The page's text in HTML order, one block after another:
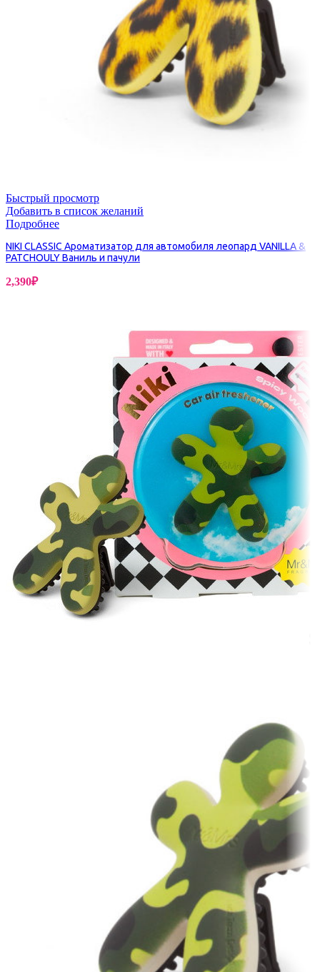
Быстрый просмотр
Добавить в список желаний
Подробнее
NIKI CLASSIC Ароматизатор для автомобиля леопард VANILLA &
PATCHOULY Ваниль и пачули
2,390₽